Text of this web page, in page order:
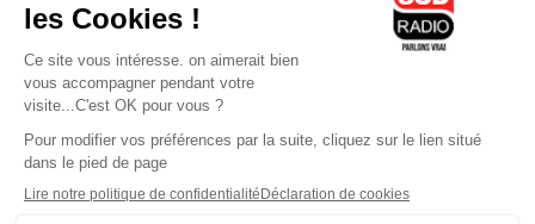
olympique-et-lyonnais.com
L'application Iphone / Android
Téléchargez l'application
Les cookies